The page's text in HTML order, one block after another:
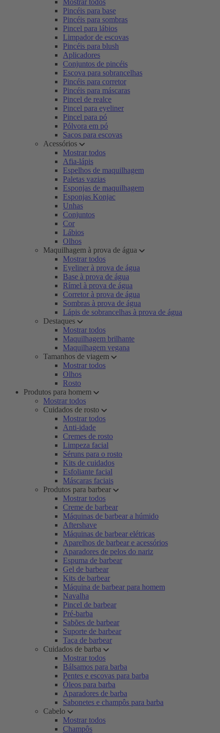
Mostrar todos
Pincéis para base
Pincéis para sombras
Pincel para lábios
Limpador de escovas
Pincéis para blush
Aplicadores
Conjuntos de pincéis
Escova para sobrancelhas
Pincéis para corretor
Pincéis para máscaras
Pincel de realce
Pincel para eyeliner
Pincel para pó
Pólvora em pó
Sacos para escovas
Acessórios
Mostrar todos
Afia-lápis
Espelhos de maquilhagem
Paletas vazias
Esponjas de maquilhagem
Esponjas Konjac
Unhas
Conjuntos
Cor
Lábios
Olhos
Maquilhagem à prova de água
Mostrar todos
Eyeliner à prova de água
Base à prova de água
Rímel à prova de água
Corretor à prova de água
Sombras à prova de água
Lápis de sobrancelhas à prova de água
Destaques
Mostrar todos
Maquilhagem brilhante
Maquilhagem vegana
Tamanhos de viagem
Mostrar todos
Olhos
Rosto
Produtos para homem
Mostrar todos
Cuidados de rosto
Mostrar todos
Anti-idade
Cremes de rosto
Limpeza facial
Séruns para o rosto
Kits de cuidados
Esfoliante facial
Máscaras faciais
Produtos para barbear
Mostrar todos
Creme de barbear
Máquinas de barbear a húmido
Aftershave
Máquinas de barbear elétricas
Aparelhos de barbear e acessórios
Aparadores de pelos do nariz
Espuma de barbear
Gel de barbear
Kits de barbear
Máquina de barbear para homem
Navalha
Pincel de barbear
Pré-barba
Sabões de barbear
Suporte de barbear
Taça de barbear
Cuidados de barba
Mostrar todos
Bálsamos para barba
Pentes e escovas para barba
Óleos para barba
Aparadores de barba
Sabonetes e champôs para barba
Cabelo
Mostrar todos
Champôs